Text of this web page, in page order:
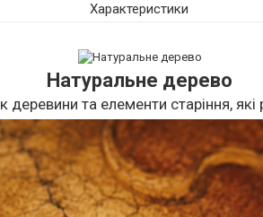
Характеристики
Натуральне дерево
деревини та елементи старіння,